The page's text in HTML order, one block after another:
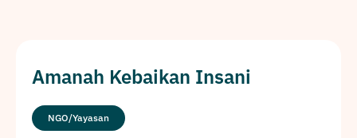
Amanah Kebaikan Insani
NGO/Yayasan